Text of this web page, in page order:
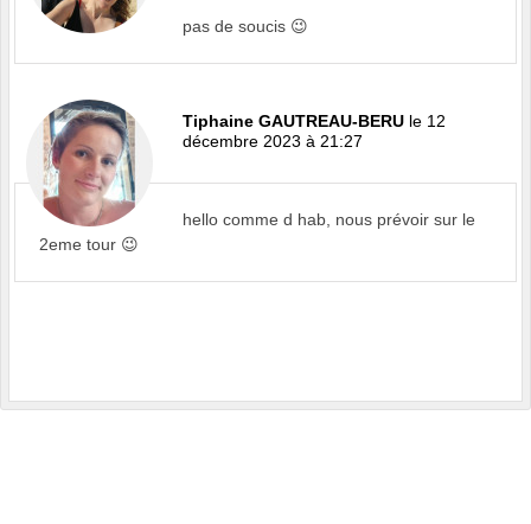
pas de soucis 😉
Tiphaine GAUTREAU-BERU le 12
décembre 2023 à 21:27
hello comme d hab, nous prévoir sur le
2eme tour 😉